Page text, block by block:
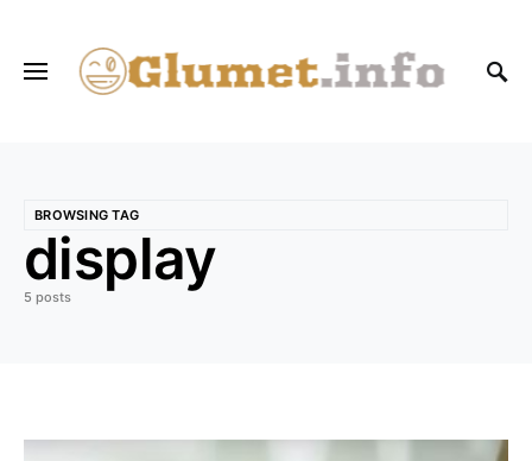
BROWSING TAG
display
5 posts